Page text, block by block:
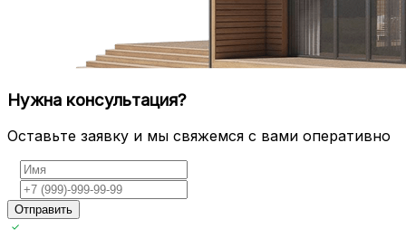
Нужна консультация?
Оставьте заявку и мы свяжемся с вами оперативно
Отправить